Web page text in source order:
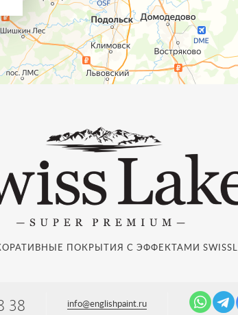
ПОКРЫТИЯ С ЭФФЕКТАМИ
38 info@englishpaint.ru